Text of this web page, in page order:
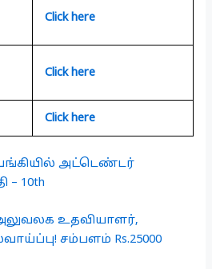
Click here
Click here
Click here
அட்டெண்டர்
– 10th
அலுவலக உதவியாளர்,
சம்பளம் Rs.25000